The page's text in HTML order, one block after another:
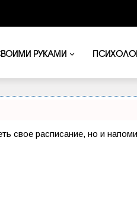
РУКАМИ
свое расписание, но и